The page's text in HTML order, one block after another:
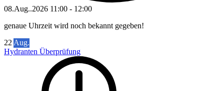
08.Aug..2026 11:00 - 12:00
genaue Uhrzeit wird noch bekannt gegeben!
22 Aug.
Hydranten Überprüfung